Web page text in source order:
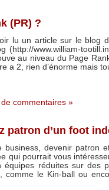
(PR) ?
lu un article sur le blog
(http://www.william-
au niveau du Page
a 2, rien d’énorme mais
de commentaires »
patron d’un foot
business, devenir patron
qui pourrait vous
réduites sur des
comme le Kin-ball ou